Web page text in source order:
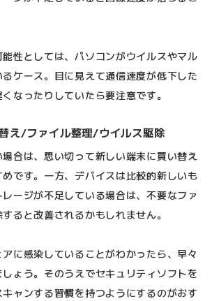
性としては、パソコンがウイルスやマル
ケース。目に見えて通信速度が低下した
なったりしていたら要注意です。
え/ファイル整理/ウイルス駆除
合は、思い切って新しい端末に買い替え
です。一方、デバイスは比較的新しいも
ージが不足している場合は、不要なファ
ると改善されるかもしれません。
に感染していることがわかったら、早々
ょう。そのうえでセキュリティソフトを
ャンする習慣を持つようにするのがおす